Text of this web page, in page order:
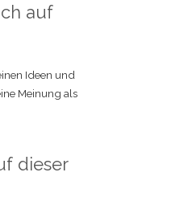
auf
Ideen und
Meinung als
dieser